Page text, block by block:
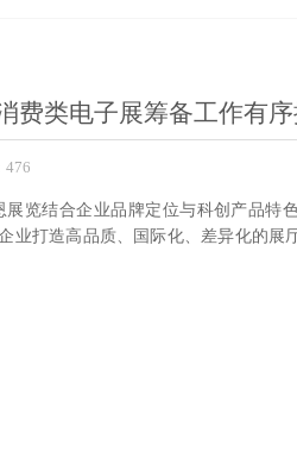
费类电子展筹备工作有
476
览结合企业品牌定位与科创产品特
业打造高品质、国际化、差异化的展